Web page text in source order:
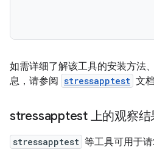
如需详细了解该工具的安装方法
息，请参阅 stressapptest 文档
stressapptest 上的观察结
stressapptest 等工具可用于